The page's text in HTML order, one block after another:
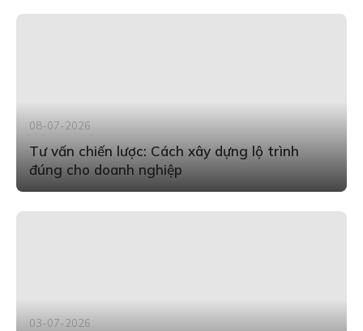
08-07-2026
Tư vấn chiến lược: Cách xây dựng lộ trình
đúng cho doanh nghiệp
03-07-2026